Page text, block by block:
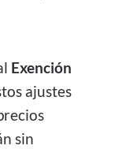
Exención
ajustes
sin